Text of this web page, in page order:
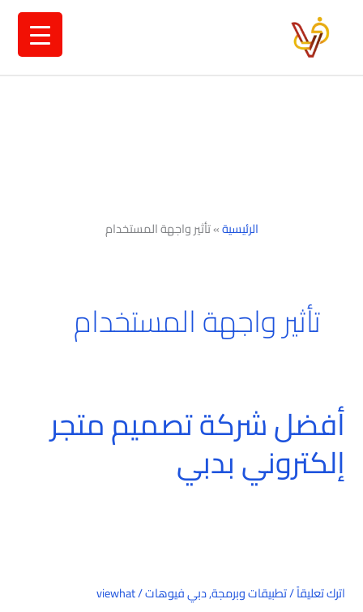
الرئيسية»تأثير واجهة المستخدام
تأثير واجهة المستخدام
أفضل شركة تصميم متجر
إلكتروني بدبي
اترك تعليقاً/تطبيقات وبرمجة,دبي فيوهات/
viewhat
أفضل
شركة
تصميم
متجر